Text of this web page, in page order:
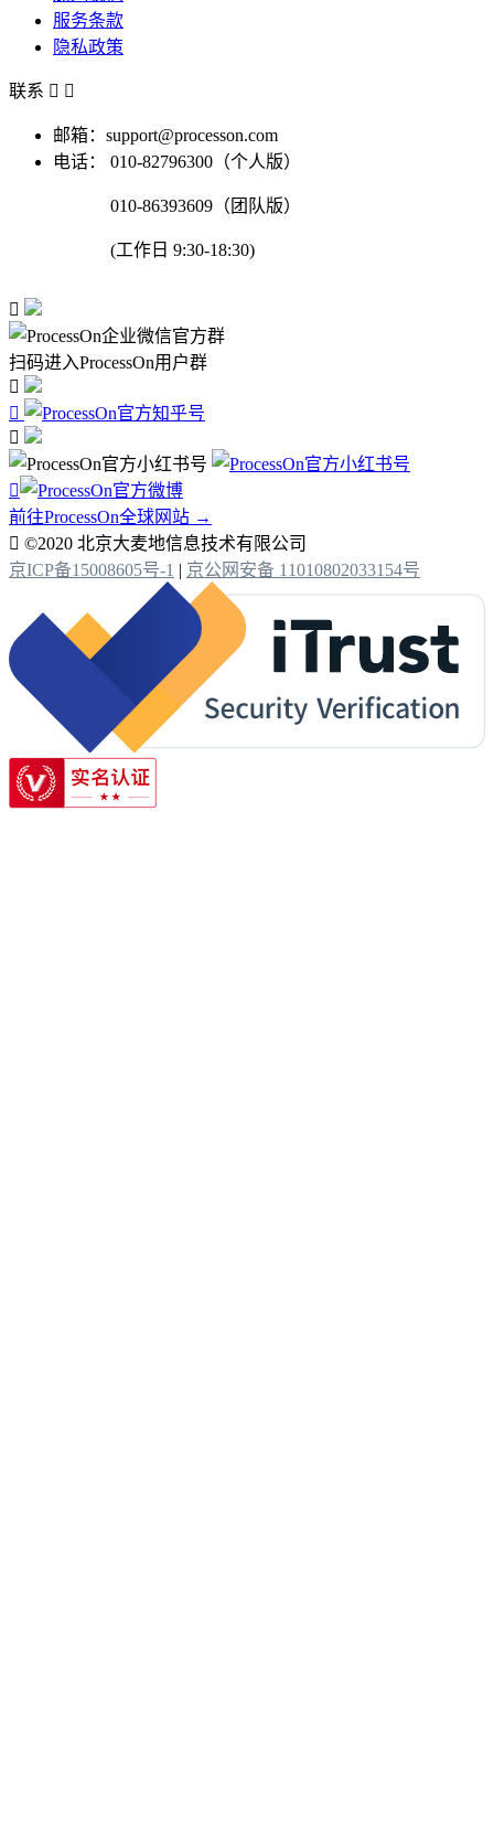
服务条款
隐私政策
联系  
邮箱：support@processon.com
电话：
010-82796300（个人版）
010-86393609（团队版）
(工作日 9:30-18:30)

扫码进入ProcessOn用户群




前往ProcessOn全球网站 →
 ©2020 北京大麦地信息技术有限公司
京ICP备15008605号-1 | 京公网安备 11010802033154号